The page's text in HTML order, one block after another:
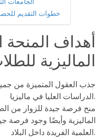
خطوات التقديم
أهداف المنحة
الماليزية
جذب العقول المتميزة من جميع
الدراسات العليا في ماليزيا.
منح فرصة جيدة للزوار من
الماليزية وأيضًا وجود فرصة
العلمية الفريدة داخل البلاد.